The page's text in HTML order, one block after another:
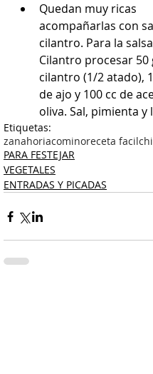
Quedan muy ricas
acompañarlas con
cilantro. Para la
Cilantro procesar 50
cilantro (1/2 atado),
de ajo y 100 cc de
oliva. Sal, pimienta y
Etiquetas:
zanahoriacominoreceta facil
PARA FESTEJAR
VEGETALES
ENTRADAS Y PICADAS